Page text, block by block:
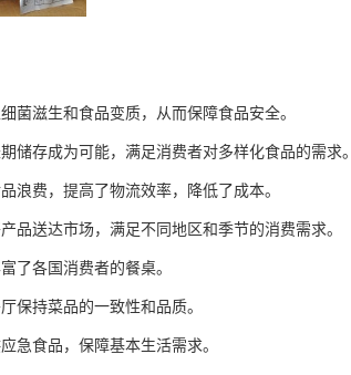
菌滋生和食品变质，从而保障食品安全。
储存成为可能，满足消费者对多样化食品的需求。
浪费，提高了物流效率，降低了成本。
品送达市场，满足不同地区和季节的消费需求。
了各国消费者的餐桌。
保持菜品的一致性和品质。
急食品，保障基本生活需求。